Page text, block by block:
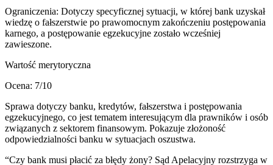
Ograniczenia: Dotyczy specyficznej sytuacji, w której bank uzyskał
wiedzę o fałszerstwie po prawomocnym zakończeniu postępowania
karnego, a postępowanie egzekucyjne zostało wcześniej
zawieszone.
Wartość merytoryczna
Ocena: 7/10
Sprawa dotyczy banku, kredytów, fałszerstwa i postępowania
egzekucyjnego, co jest tematem interesującym dla prawników i osób
związanych z sektorem finansowym. Pokazuje złożoność
odpowiedzialności banku w sytuacjach oszustwa.
“Czy bank musi płacić za błędy żony? Sąd Apelacyjny rozstrzyga w